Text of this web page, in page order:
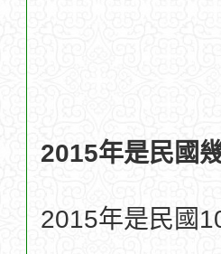
2015年是民國
2015年是民國